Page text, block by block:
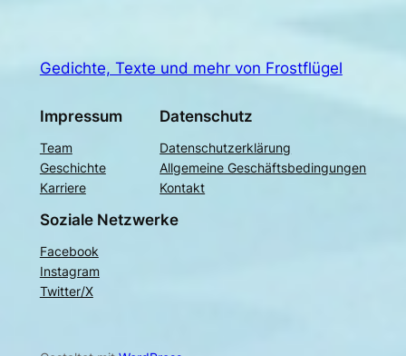
Gedichte, Texte und mehr von Frostflügel
Impressum
Team
Geschichte
Karriere
Datenschutz
Datenschutzerklärung
Allgemeine Geschäftsbedingungen
Kontakt
Soziale Netzwerke
Facebook
Instagram
Twitter/X